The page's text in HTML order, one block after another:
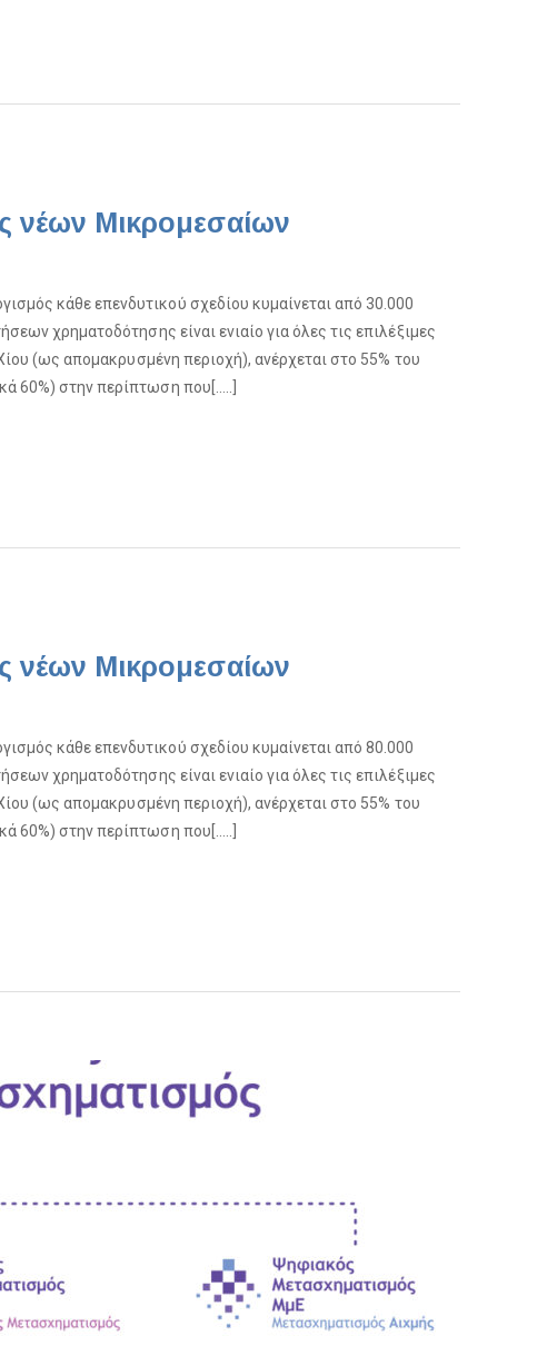
νέων Μικρομεσαίων
κάθε επενδυτικού σχεδίου κυμαίνεται από ​30.000
χρηματοδότησης είναι ενιαίο για όλες τις επιλέξιμες
(ως απομακρυσμένη περιοχή), ανέρχεται στο 55% του
60%) στην περίπτωση που[…..]
νέων Μικρομεσαίων
κάθε επενδυτικού σχεδίου κυμαίνεται από ​80.000
χρηματοδότησης είναι ενιαίο για όλες τις επιλέξιμες
(ως απομακρυσμένη περιοχή), ανέρχεται στο 55% του
60%) στην περίπτωση που[…..]